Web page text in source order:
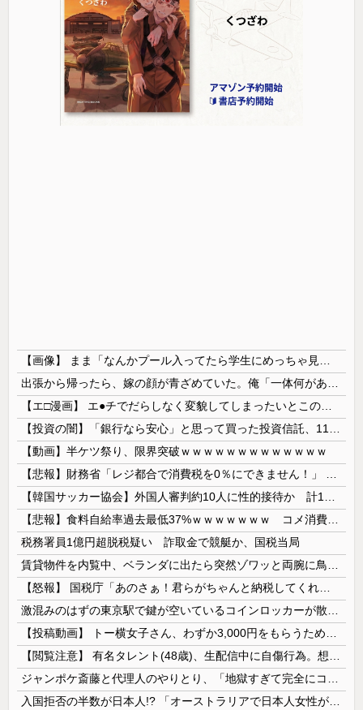
【動画】半ケツ祭り、限界突破ｗｗｗｗｗｗｗｗｗｗｗｗｗ
税務署員1億円超脱税疑い 詐取金で競艇か、国税当局